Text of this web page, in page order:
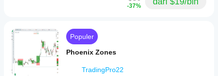
-37%
Populer
Phoenix Zones
TradingPro22